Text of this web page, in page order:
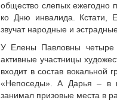
общество слепых ежегодно
ко Дню инвалида. Кстати,
звучат народные и
У Елены Павловны четыре
активные участницы
входит в состав вокальной
«Непоседы». А Дарья – в
занимал призовые места в